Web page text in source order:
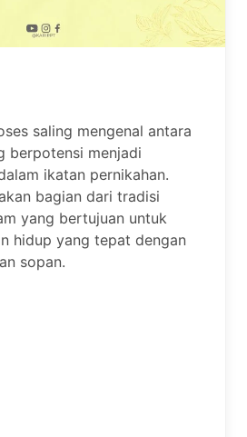
saling mengenal antara
berpotensi menjadi
ikatan pernikahan.
bagian dari tradisi
yang bertujuan untuk
hidup yang tepat dengan
sopan.